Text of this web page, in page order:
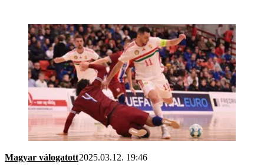
Magyar válogatott2025.03.12. 19:46